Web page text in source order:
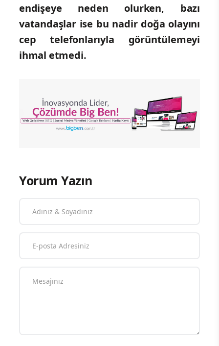
endişeye neden olurken, bazı
vatandaşlar ise bu nadir doğa olayını
cep telefonlarıyla görüntülemeyi
ihmal etmedi.
Yorum Yazın